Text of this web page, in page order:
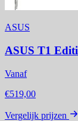
ASUS
ASUS T1
Vanaf
€519,00
Vergelijk prijzen